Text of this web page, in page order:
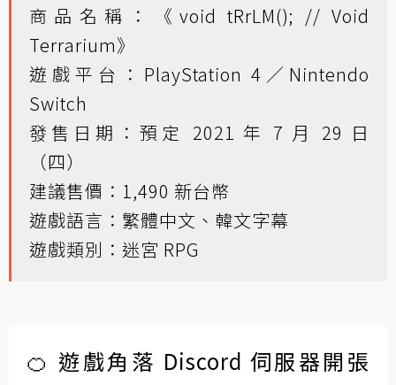
商品名稱：《void tRrLM(); // Void
Terrarium》
遊戲平台：PlayStation 4／Nintendo
Switch
發售日期：預定 2021 年 7 月 29 日
（四）
建議售價：1,490 新台幣
遊戲語言：繁體中文、韓文字幕
遊戲類別：迷宮 RPG
🍊 遊戲角落 Discord 伺服器開張